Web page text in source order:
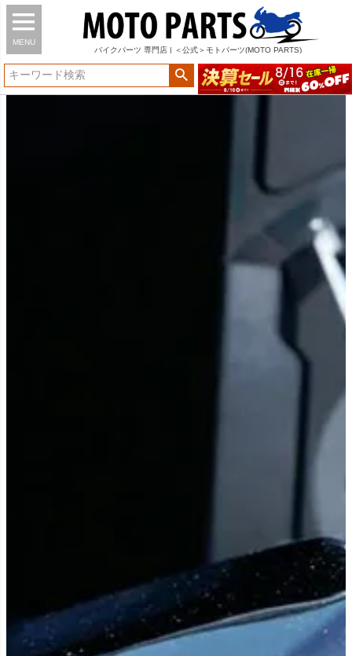
MENU
バイク パーツ 専門店 | ＜公式＞モトパーツ(MOTO PARTS)